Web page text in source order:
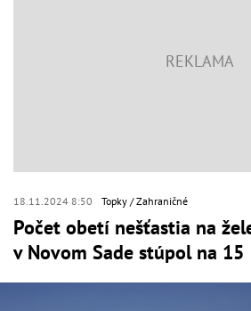
18.11.2024 8:50 Topky Zahraničné
Počet obetí nešťastia na
v Novom Sade stúpol na 15